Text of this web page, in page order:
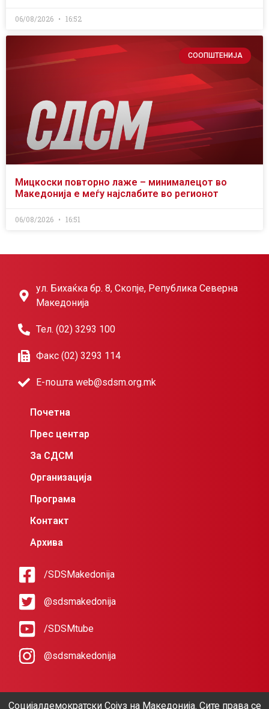
06/08/2026 16:52
СООПШТЕНИЈА
Мицкоски повторно лаже – минималецот во
Македонија е меѓу најслабите во регионот
06/08/2026 16:51
ул. Бихаќка бр. 8, Скопје, Република Северна
Македонија
Тел. (02) 3293 100
Факс (02) 3293 114
Е-пошта web@sdsm.org.mk
Почетна
Прес центар
За СДСМ
Организација
Програма
Контакт
Архива
/SDSMakedonija
@sdsmakedonija
/SDSMtube
@sdsmakedonija
Социјалдемократски Сојуз на Македонија. Сите права се